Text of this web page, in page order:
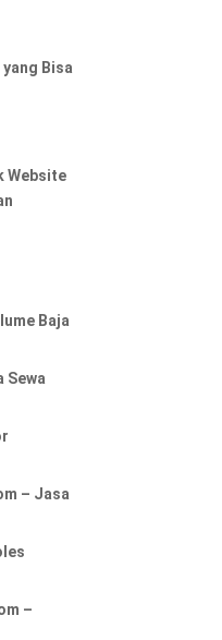
Bisa
Website
Baja
Sewa
– Jasa
–